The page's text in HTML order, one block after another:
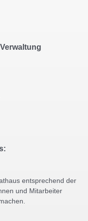
entsprechend der
und Mitarbeiter